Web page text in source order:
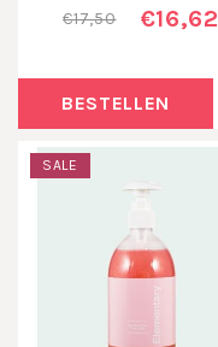
€17,50 €16,62
BESTELLEN
SALE